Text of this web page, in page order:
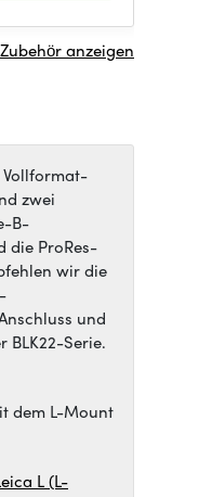
anzeigen
Vollformat-
zwei
B-
die ProRes-
wir die
und
BLK22-Serie.
dem L-Mount
L (L-